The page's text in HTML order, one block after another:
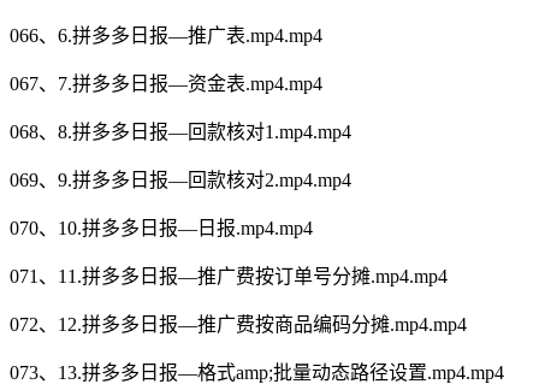
066、6.拼多多日报—推广表.mp4.mp4
067、7.拼多多日报—资金表.mp4.mp4
068、8.拼多多日报—回款核对1.mp4.mp4
069、9.拼多多日报—回款核对2.mp4.mp4
070、10.拼多多日报—日报.mp4.mp4
071、11.拼多多日报—推广费按订单号分摊.mp4.mp4
072、12.拼多多日报—推广费按商品编码分摊.mp4.mp4
073、13.拼多多日报—格式amp;批量动态路径设置.mp4.mp4